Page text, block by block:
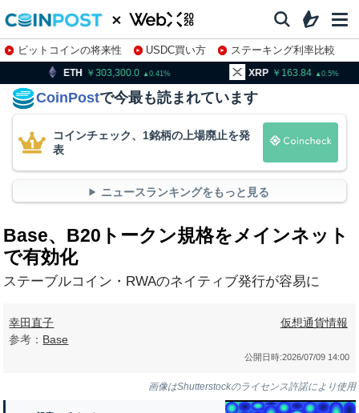
ビットコインの将来性 USDC買い方
ステーキング利率比較
株特集・関連銘柄
0.41 XRP 0.5 BNB
CoinPostで今最も読まれています
コインチェック、1銘柄の上場廃止を発
表
ニュースランキングをもっと見る
Base、B20トークン規格をメインネット
で有効化
ステーブルコイン・RWAのネイティブ発行が容易に
幸田直子
参考： Base
仮想通貨情報
公開日時:2026/07/09 14:00
画像はShutterstockのライセンス許諾により使用